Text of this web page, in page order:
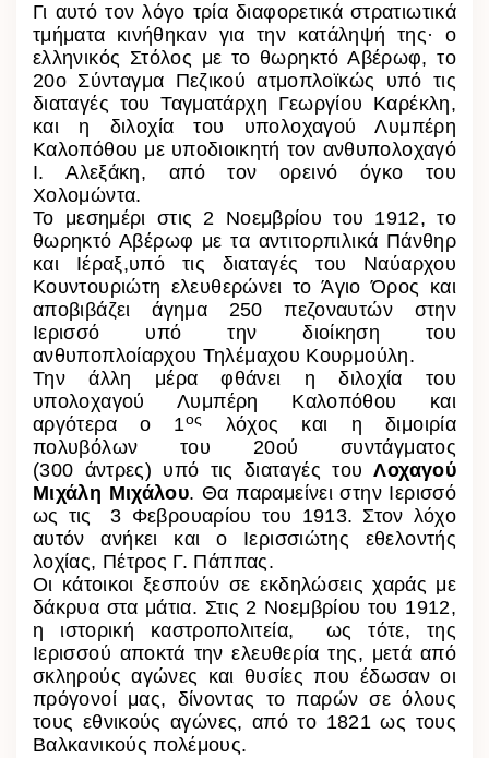
Γι αυτό τον λόγο τρία διαφορετικά στρατιωτικά
τμήματα κινήθηκαν για την κατάληψή της· ο
ελληνικός Στόλος με το θωρηκτό Αβέρωφ, το
20ο Σύνταγμα Πεζικού ατμοπλοϊκώς υπό τις
διαταγές του Ταγματάρχη Γεωργίου Καρέκλη,
και η διλοχία του υπολοχαγού Λυμπέρη
Καλοπόθου με υποδιοικητή τον ανθυπολοχαγό
Ι. Αλεξάκη, από τον ορεινό όγκο του
Χολομώντα.
Το μεσημέρι στις 2 Νοεμβρίου του 1912, το
θωρηκτό Αβέρωφ με τααντιτορπιλικά Πάνθηρ
και Ιέραξ,υπό τις διαταγές του Ναύαρχου
Κουντουριώτη ελευθερώνει το Άγιο Όρος και
αποβιβάζει άγημα 250 πεζοναυτών στην
Ιερισσό υπό την διοίκηση του
ανθυποπλοίαρχου Τηλέμαχου Κουρμούλη.
Την άλλη μέρα φθάνει η διλοχία του
υπολοχαγού Λυμπέρη Καλοπόθου και
αργότερα ο 1ος
λόχος και η διμοιρία
πολυβόλων του 20ούσυντάγματος
(300 άντρες) υπό τις διαταγές τουΛοχαγού
Μιχάλη Μιχάλου. Θα παραμείνει στην Ιερισσό
ως τις 3 Φεβρουαρίου του 1913. Στον λόχο
αυτόν ανήκει και ο Ιερισσιώτης εθελοντής
λοχίας, Πέτρος Γ. Πάππας.
Οι κάτοικοι ξεσπούν σε εκδηλώσεις χαράς με
δάκρυα στα μάτια. Στις 2 Νοεμβρίου του 1912,
η ιστορική καστροπολιτεία, ως τότε, της
Ιερισσού αποκτά την ελευθερία της, μετά από
σκληρούς αγώνες και θυσίες που έδωσαν οι
πρόγονοί μας, δίνοντας το παρών σε όλους
τους εθνικούς αγώνες, από το 1821 ως τους
Βαλκανικούς πολέμους.